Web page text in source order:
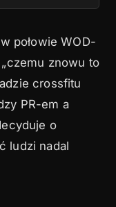
splitu
połowie WOD-
znowu to
crossfitu
PR-em a
o
ludzi nadal